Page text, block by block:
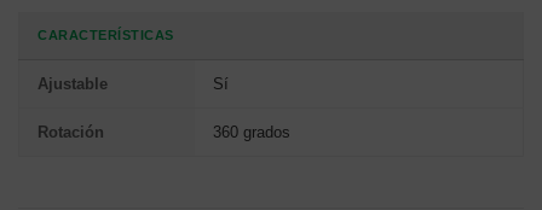
CARACTERÍSTICAS
Ajustable Sí
Rotación 360 grados